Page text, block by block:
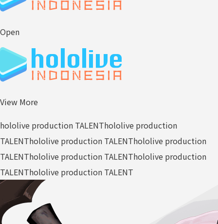
Open
View More
hololive production TALENThololive production
TALENThololive production TALENThololive production
TALENThololive production TALENThololive production
TALENThololive production TALENT